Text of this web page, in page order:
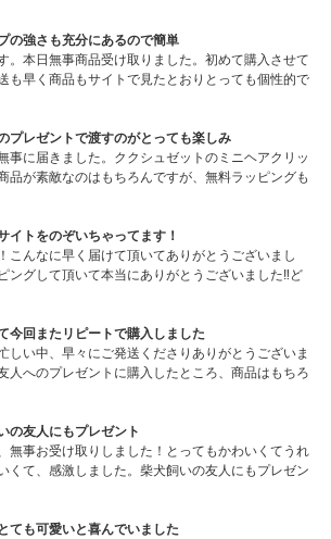
の強さも充分にあるので簡単
。本日無事商品受け取りました。初めて購入させて
も早く商品もサイトで見たとおりとっても個性的で
プレゼントで渡すのがとっても楽しみ
事に届きました。ククシュゼットのミニヘアクリッ
品が素敵なのはもちろんですが、無料ラッピングも
イトをのぞいちゃってます！
こんなに早く届けて頂いてありがとうございまし
ングして頂いて本当にありがとうございました‼︎ど
今回またリピートで購入しました
しい中、早々にご発送くださりありがとうございま
人へのプレゼントに購入したところ、商品はもちろ
の友人にもプレゼント
無事お受け取りしました！とってもかわいくてうれ
くて、感激しました。柴犬飼いの友人にもプレゼン
ても可愛いと喜んでいました